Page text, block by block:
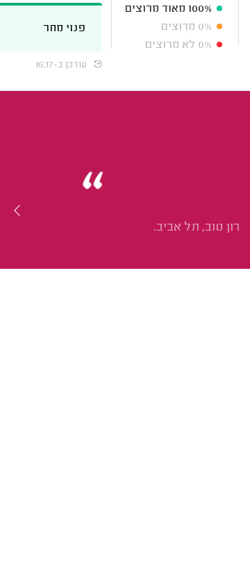
100% מאוד מרוצים
0% מרוצים
0% לא מרוצים
פנוי מחר
עודכן ב-16:17
רון טוב, תל אביב.